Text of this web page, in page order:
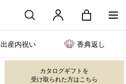
出産内祝い 香典返し
カタログギフトを
受け取られた方はこちら